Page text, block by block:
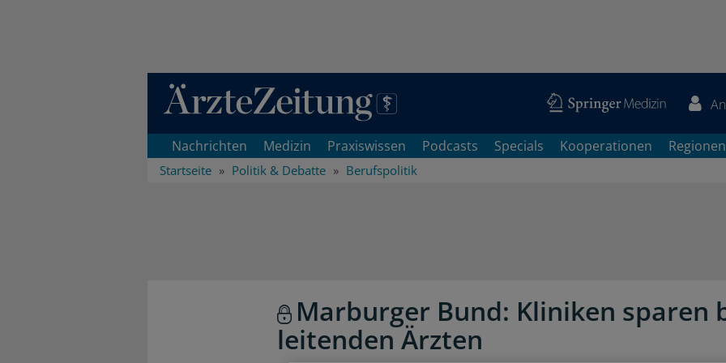
Direkt zum Inhaltsbereich
Nachrichten Medizin Praxiswissen Podcasts Specials Kooperationen Regionen
Startseite Politik & Debatte Berufspolitik
Marburger Bund: Kliniken sparen
leitenden Ärzten